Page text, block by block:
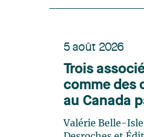
5 août 2026
Trois
comme des
au Canada
dans son
en énergie
Valérie Belle-